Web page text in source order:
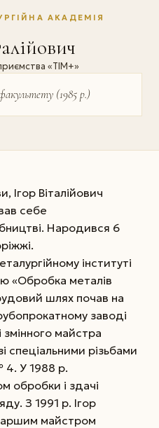
АКАДЕМІЯ
«ТІМ+»
(1985 р.)
Ігор Віталійович
себе
Народився 6
інституті
«Обробка металів
шлях почав на
заводі
змінного майстра
спеціальними різьбами
4. У 1988 р.
обробки і здачі
З 1991 р. Ігор
майстром